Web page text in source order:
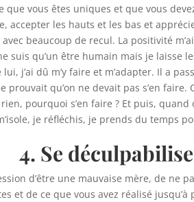
que vous êtes uniques et que vous
accepter les hauts et les bas et
beaucoup de recul. La positivité
suis qu’un être humain mais je laisse
j’ai dû m’y faire et m’adapter. Il a
qu’on ne devait pas s’en faire.
pourquoi s’en faire ? Et puis,
je réfléchis, je prends du temps
4. Se
d’être une mauvaise mère, de ne
et de ce que vous avez réalisé